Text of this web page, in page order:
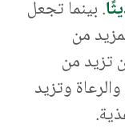
. بينما تجعل
من
تزيد من
وتزيد